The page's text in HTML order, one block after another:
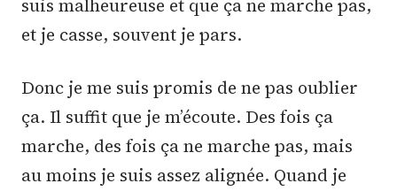
suis malheureuse et que ça ne marche pas,
et je casse, souvent je pars.
Donc je me suis promis de ne pas oublier
ça. Il suffit que je m’écoute. Des fois ça
marche, des fois ça ne marche pas, mais
au moins je suis assez alignée. Quand je